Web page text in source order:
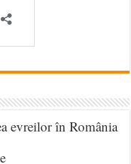
evreilor în România